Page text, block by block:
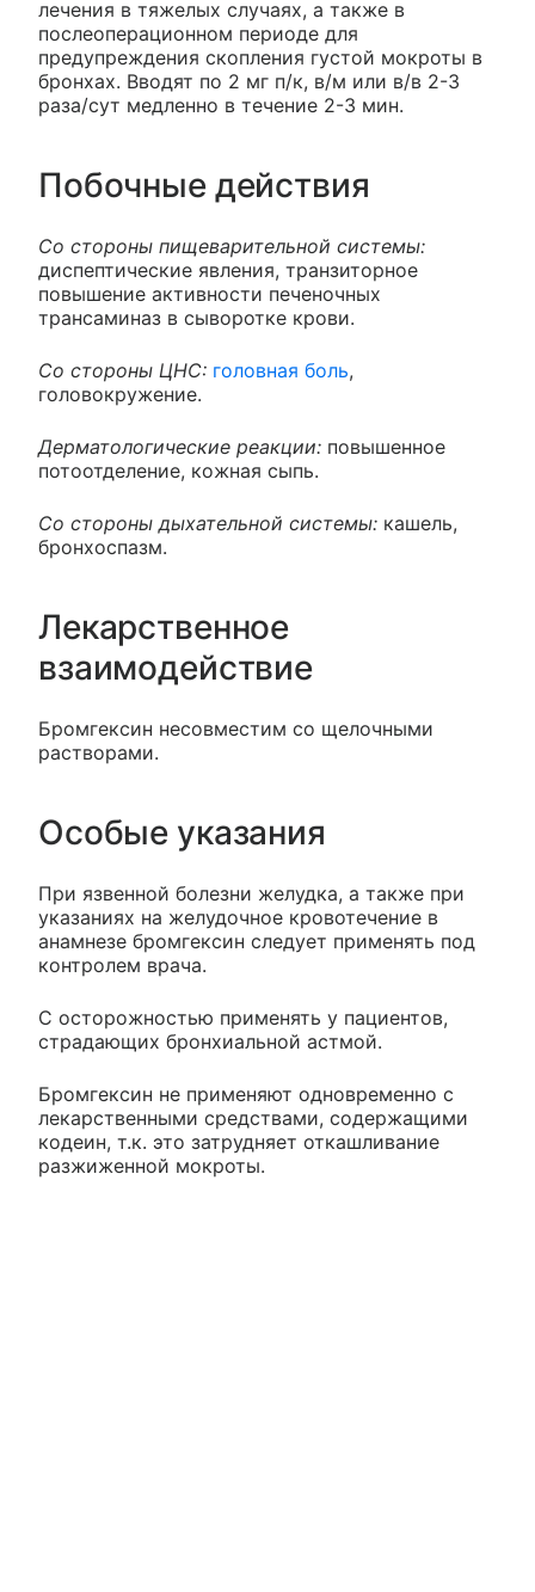
лечения в тяжелых случаях, а также в
послеоперационном периоде для
предупреждения скопления густой мокроты в
бронхах. Вводят по 2 мг п/к, в/м или в/в 2-3
раза/сут медленно в течение 2-3 мин.
Побочные действия
Со стороны пищеварительной системы:
диспептические явления, транзиторное
повышение активности печеночных
трансаминаз в сыворотке крови.
Со стороны ЦНС: головная боль,
головокружение.
Дерматологические реакции: повышенное
потоотделение, кожная сыпь.
Со стороны дыхательной системы: кашель,
бронхоспазм.
Лекарственное
взаимодействие
Бромгексин несовместим со щелочными
растворами.
Особые указания
При язвенной болезни желудка, а также при
указаниях на желудочное кровотечение в
анамнезе бромгексин следует применять под
контролем врача.
С осторожностью применять у пациентов,
страдающих бронхиальной астмой.
Бромгексин не применяют одновременно с
лекарственными средствами, содержащими
кодеин, т.к. это затрудняет откашливание
разжиженной мокроты.